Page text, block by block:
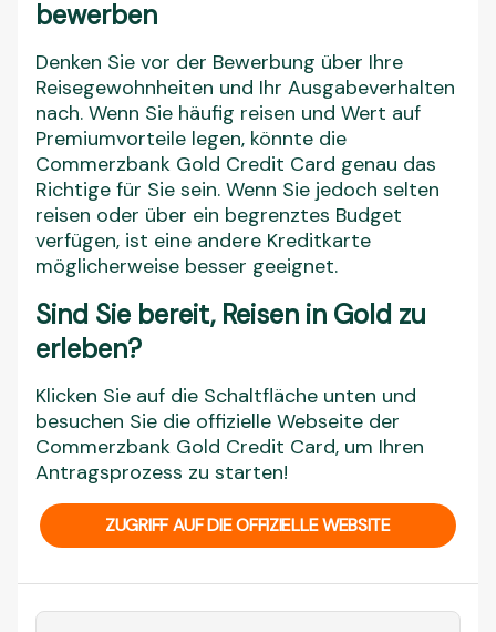
bewerben
Denken Sie vor der Bewerbung über Ihre
Reisegewohnheiten und Ihr Ausgabeverhalten
nach. Wenn Sie häufig reisen und Wert auf
Premiumvorteile legen, könnte die
Commerzbank Gold Credit Card genau das
Richtige für Sie sein. Wenn Sie jedoch selten
reisen oder über ein begrenztes Budget
verfügen, ist eine andere Kreditkarte
möglicherweise besser geeignet.
Sind Sie bereit, Reisen in Gold zu
erleben?
Klicken Sie auf die Schaltfläche unten und
besuchen Sie die offizielle Webseite der
Commerzbank Gold Credit Card, um Ihren
Antragsprozess zu starten!
ZUGRIFF AUF DIE OFFIZIELLE WEBSITE